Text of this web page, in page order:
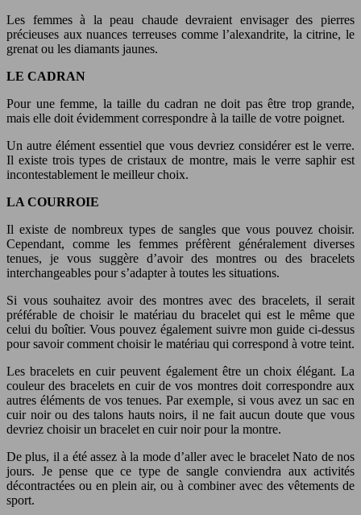
Les femmes à la peau chaude devraient envisager des pierres
précieuses aux nuances terreuses comme l’alexandrite, la citrine, le
grenat ou les diamants jaunes.
LE CADRAN
Pour une femme, la taille du cadran ne doit pas être trop grande,
mais elle doit évidemment correspondre à la taille de votre poignet.
Un autre élément essentiel que vous devriez considérer est le verre.
Il existe trois types de cristaux de montre, mais le verre saphir est
incontestablement le meilleur choix.
LA COURROIE
Il existe de nombreux types de sangles que vous pouvez choisir.
Cependant, comme les femmes préfèrent généralement diverses
tenues, je vous suggère d’avoir des montres ou des bracelets
interchangeables pour s’adapter à toutes les situations.
Si vous souhaitez avoir des montres avec des bracelets, il serait
préférable de choisir le matériau du bracelet qui est le même que
celui du boîtier. Vous pouvez également suivre mon guide ci-dessus
pour savoir comment choisir le matériau qui correspond à votre teint.
Les bracelets en cuir peuvent également être un choix élégant. La
couleur des bracelets en cuir de vos montres doit correspondre aux
autres éléments de vos tenues. Par exemple, si vous avez un sac en
cuir noir ou des talons hauts noirs, il ne fait aucun doute que vous
devriez choisir un bracelet en cuir noir pour la montre.
De plus, il a été assez à la mode d’aller avec le bracelet Nato de nos
jours. Je pense que ce type de sangle conviendra aux activités
décontractées ou en plein air, ou à combiner avec des vêtements de
sport.